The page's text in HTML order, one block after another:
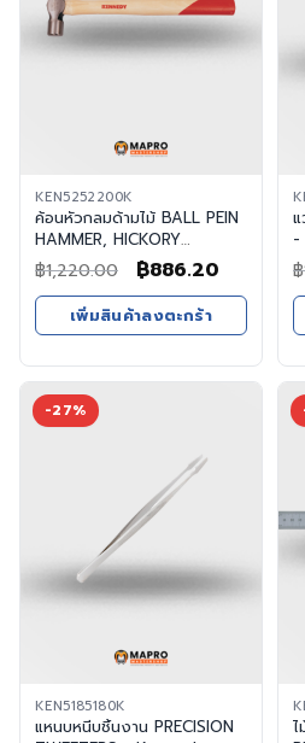
KEN5252200K
ค้อนหัวกลมด้ามไม้ BALL PEIN
HAMMER, HICKORY
HANDLE - Kennedy, ค้อนหัว
กลมด้ามไม้ 2lb BALL PEIN
HAMMER, HICKORY
HANDLE
฿1,220.00
Original
price
was:
฿1,220.00.
฿886.20 Current
price
is:
฿
เพิ่มสินค้าลงตะกร้า
-
฿
-27%
KEN5185180K
แหนบหนีบชิ้นงาน PRECISION